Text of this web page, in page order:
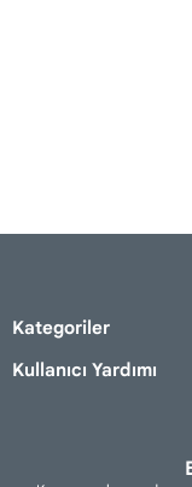
Kategoriler
Kullanıcı Yardımı